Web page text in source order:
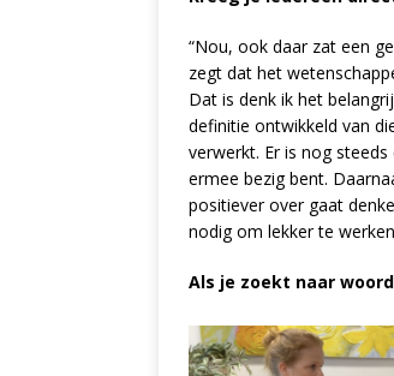
“Nou, ook daar zat een
zegt dat het
Dat is denk ik het
definitie ontwikkeld van
verwerkt. Er is nog
ermee bezig bent.
positiever over gaat
nodig om lekker te
Als je zoekt naar